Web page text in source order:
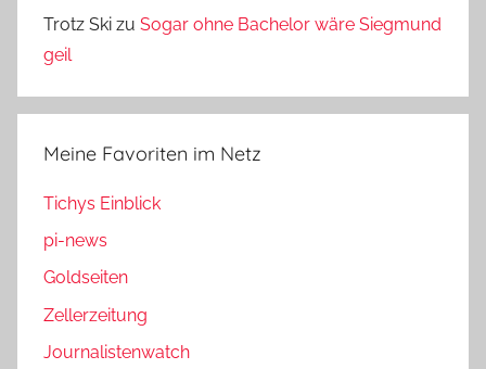
Trotz Ski zu Sogar ohne Bachelor wäre Siegmund
geil
Meine Favoriten im Netz
Tichys Einblick
pi-news
Goldseiten
Zellerzeitung
Journalistenwatch